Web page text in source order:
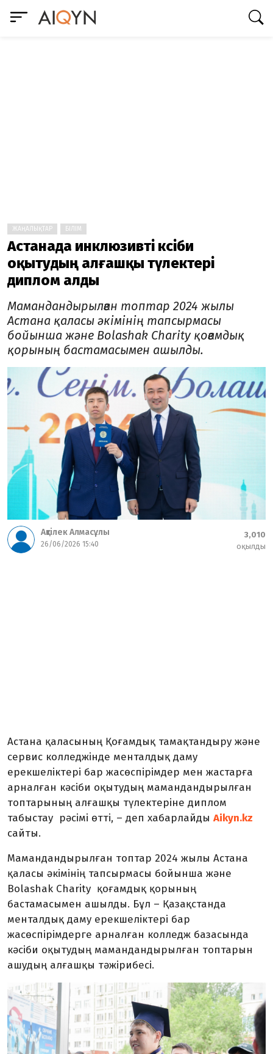
ЖАҢАЛЫҚТАР БІЛІМ
Астанада инклюзивті кәсіби
оқытудың алғашқы түлектері
диплом алды
Мамандандырылған топтар 2024 жылы
Астана қаласы әкімінің тапсырмасы
бойынша және Bolashak Charity қоғамдық
қорының бастамасымен ашылды.
Ақтілек Алмасұлы
26/06/2026 15:40
3,010
оқылды
Астана қаласының Қоғамдық тамақтандыру және
сервис колледжінде менталдық даму
ерекшеліктері бар жасөспірімдер мен жастарға
арналған кәсіби оқытудың мамандандырылған
топтарының алғашқы түлектеріне диплом
табыстау рәсімі өтті, – деп хабарлайды Aikyn.kz
сайты.
Мамандандырылған топтар 2024 жылы Астана
қаласы әкімінің тапсырмасы бойынша және
Bolashak Charity қоғамдық қорының
бастамасымен ашылды. Бұл – Қазақстанда
менталдық даму ерекшеліктері бар
жасөспірімдерге арналған колледж базасында
кәсіби оқытудың мамандандырылған топтарын
ашудың алғашқы тәжірибесі.